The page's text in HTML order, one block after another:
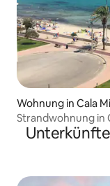
Wohnung in Cala
Strandwohnung in